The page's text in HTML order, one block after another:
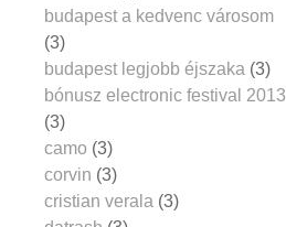
budapest a kedvenc városom
(3)
budapest legjobb éjszaka (3)
bónusz electronic festival 2013
(3)
camo (3)
corvin (3)
cristian verala (3)